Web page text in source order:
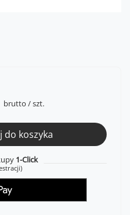
brutto /szt.
do koszyka
1-Click